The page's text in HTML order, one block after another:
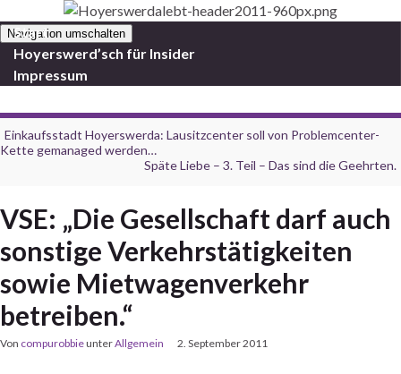
Navigation umschalten
Start
Hoyerswerd’sch für Insider
Impressum
Einkaufsstadt Hoyerswerda: Lausitzcenter soll von Problemcenter-
Kette gemanaged werden…
Späte Liebe – 3. Teil – Das sind die Geehrten.
VSE: „Die Gesellschaft darf auch
sonstige Verkehrstätigkeiten
sowie Mietwagenverkehr
betreiben.“
Von compurobbieunterAllgemein 2. September 2011